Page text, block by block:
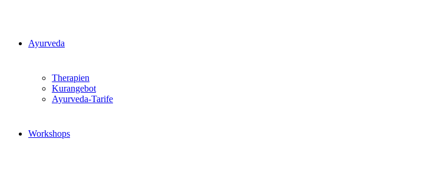
Ayurveda
Therapien
Kurangebot
Ayurveda-Tarife
Workshops